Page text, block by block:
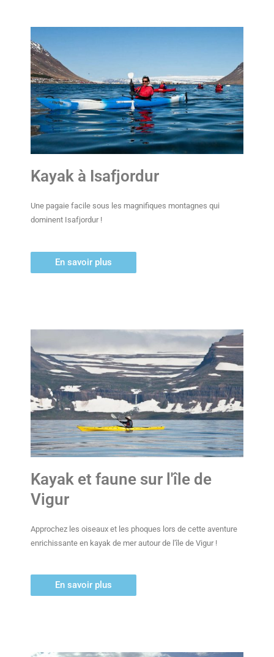
Kayak à Isafjordur
Une pagaie facile sous les magnifiques montagnes qui
dominent Isafjordur !
En savoir plus
Kayak et faune sur l'île de
Vigur
Approchez les oiseaux et les phoques lors de cette aventure
enrichissante en kayak de mer autour de l'île de Vigur !
En savoir plus